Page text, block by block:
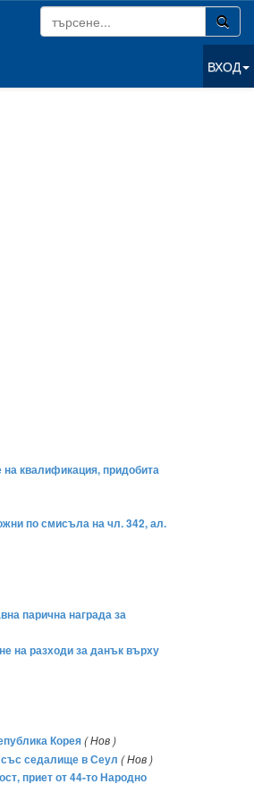
ВХОД
на квалификация, придобита
по смисъла на чл. 342, ал.
парична награда за
на разходи за данък върху
Корея( Нов )
със седалище в Сеул ( Нов )
приет от 44-то Народно